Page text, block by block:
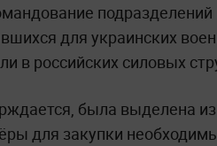
для украинских
в российских силовых
была выделена
для закупки